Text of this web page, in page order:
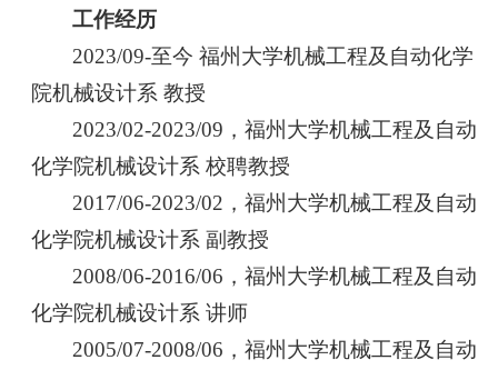
工作经历
2023/09-至今 福州大学机械工程及自动化学
院机械设计系 教授
2023/02-2023/09，福州大学机械工程及自动
化学院机械设计系 校聘教授
2017/06-2023/02，福州大学机械工程及自动
化学院机械设计系 副教授
2008/06-2016/06，福州大学机械工程及自动
化学院机械设计系 讲师
2005/07-2008/06，福州大学机械工程及自动